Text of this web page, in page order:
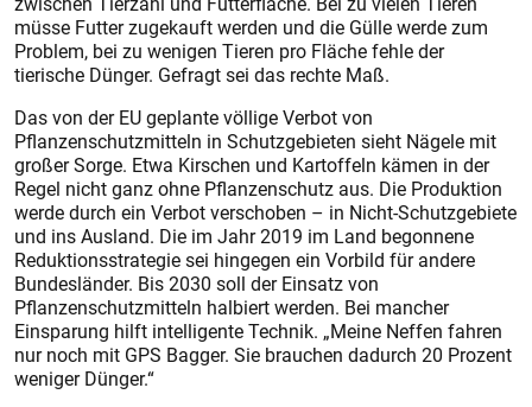
müsse Futter zugekauft werden und die Gülle werde zum
Problem, bei zu wenigen Tieren pro Fläche fehle der
tierische Dünger. Gefragt sei das rechte Maß.
Das von der EU geplante völlige Verbot von
Pflanzenschutzmitteln in Schutzgebieten sieht Nägele mit
großer Sorge. Etwa Kirschen und Kartoffeln kämen in der
Regel nicht ganz ohne Pflanzenschutz aus. Die Produktion
werde durch ein Verbot verschoben – in Nicht-Schutzgebiete
und ins Ausland. Die im Jahr 2019 im Land begonnene
Reduktionsstrategie sei hingegen ein Vorbild für andere
Bundesländer. Bis 2030 soll der Einsatz von
Pflanzenschutzmitteln halbiert werden. Bei mancher
Einsparung hilft intelligente Technik. „Meine Neffen fahren
nur noch mit GPS Bagger. Sie brauchen dadurch 20 Prozent
weniger Dünger.“